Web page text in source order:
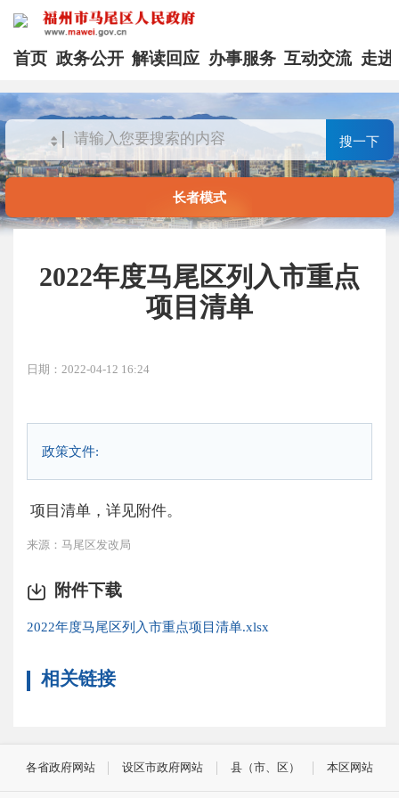
首页 政务公开 解读回应 办事服务 互动交流 走进
搜一下
长者模式
2022年度马尾区列入市重点
项目清单
日期：2022-04-12 16:24
政策文件:
项目清单，详见附件。
来源：马尾区发改局
附件下载
2022年度马尾区列入市重点项目清单.xlsx
相关链接
各省政府网站 设区市政府网站 县（市、区） 本区网站